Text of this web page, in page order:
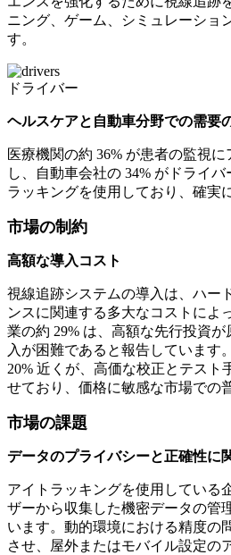
ニング、ゲーム、シミュレーショ
す。
ドライバー
ヘルスケアと自動車分野での需要
医療機関の約 36% が患者の監視
し、自動車会社の 34% がドライ
ラッキングを使用しており、確実
市場の制約
高額な導入コスト
視線追跡システムの導入は、ハー
ンスに関連する多大なコストによ
業の約 29% は、高額な先行投資
入が困難であると報告しています
20% 近くが、高価な校正とテスト
せており、価格に敏感な市場での
市場の課題
データのプライバシーと正確性に
アイトラッキングを使用している
ザーから収集した機密データの管
います。動的環境における精度の
させ、屋外またはモバイル設定の